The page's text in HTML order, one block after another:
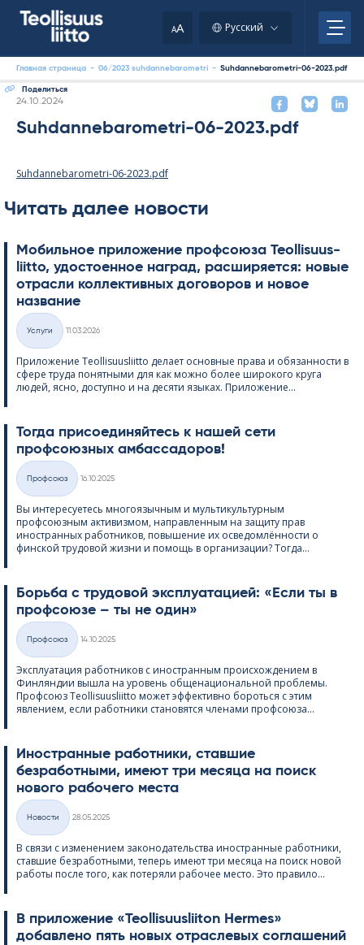
AA Русский
Главная страница - 06/2023 suhdannebarometri - Suhdannebarometri-06-2023.pdf
Поделиться
Kirjoitettu
24.10.2024
Suhdannebarometri-06-2023.pdf
Suhdannebarometri-06-2023.pdf
Читать далее новости
Мобильное приложение профсоюза Teol­li­suus­
liitto, удостоенное наград, расширяется: новые
отрасли коллективных договоров и новое
название
Категории
Услуги
11.03.2026
Приложение Teol­li­suus­liitto делает основные права и обязанности в
сфере труда понятными для как можно более широкого круга
людей, ясно, доступно и на десяти языках. Приложение...
Тогда присоединяйтесь к нашей сети
профсоюзных амбассадоров!
Категории
Профсоюз
16.10.2025
Вы интересуетесь многоязычным и мультикультурным
профсоюзным активизмом, направленным на защиту прав
иностранных работников, повышение их осведомлённости о
финской трудовой жизни и помощь в организации? Тогда...
Борьба с трудовой эксплуатацией: «Если ты в
профсоюзе – ты не один»
Категории
Профсоюз
14.10.2025
Эксплуатация работников с иностранным происхождением в
Финляндии вышла на уровень общенациональной проблемы.
Профсоюз Teol­li­suus­liitto может эффективно бороться с этим
явлением, если работники становятся членами профсоюза...
Иностранные работники, ставшие
безработными, имеют три месяца на поиск
нового рабочего места
Категории
Hовости
28.05.2025
В связи с изменением законодательства иностранные работники,
ставшие безработными, теперь имеют три месяца на поиск новой
работы после того, как потеряли рабочее место. Это правило...
В приложение «Teol­li­suus­lii­ton Her­mes»
добавлено пять новых отраслевых соглашений